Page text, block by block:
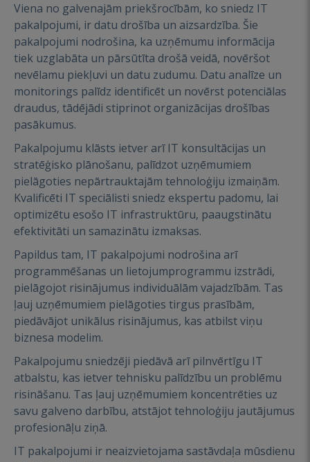
Viena no galvenajām priekšrocībām, ko sniedz IT
pakalpojumi, ir datu drošība un aizsardzība. Šie
pakalpojumi nodrošina, ka uzņēmumu informācija
tiek uzglabāta un pārsūtīta drošā veidā, novēršot
nevēlamu piekļuvi un datu zudumu. Datu analīze un
monitorings palīdz identificēt un novērst potenciālas
draudus, tādējādi stiprinot organizācijas drošības
pasākumus.
Pakalpojumu klāsts ietver arī IT konsultācijas un
stratēģisko plānošanu, palīdzot uzņēmumiem
pielāgoties nepārtrauktajām tehnoloģiju izmaiņām.
Kvalificēti IT speciālisti sniedz ekspertu padomu, lai
optimizētu esošo IT infrastruktūru, paaugstinātu
efektivitāti un samazinātu izmaksas.
Papildus tam, IT pakalpojumi nodrošina arī
programmēšanas un lietojumprogrammu izstrādi,
pielāgojot risinājumus individuālām vajadzībām. Tas
ļauj uzņēmumiem pielāgoties tirgus prasībām,
piedāvājot unikālus risinājumus, kas atbilst viņu
biznesa modelim.
Pakalpojumu sniedzēji piedāvā arī pilnvērtīgu IT
atbalstu, kas ietver tehnisku palīdzību un problēmu
risināšanu. Tas ļauj uzņēmumiem koncentrēties uz
savu galveno darbību, atstājot tehnoloģiju jautājumus
profesionāļu ziņā.
IT pakalpojumi ir neaizvietojama sastāvdaļa mūsdienu